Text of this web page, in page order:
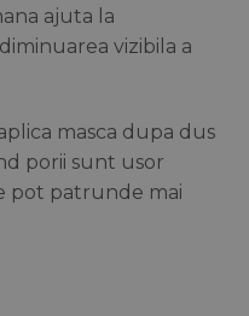
ajuta la
vizibila a
masca dupa dus
porii sunt usor
pot patrunde mai